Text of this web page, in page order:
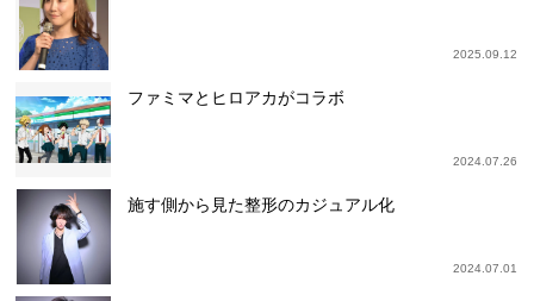
2025.09.12
ファミマとヒロアカがコラボ
2024.07.26
施す側から見た整形のカジュアル化
2024.07.01